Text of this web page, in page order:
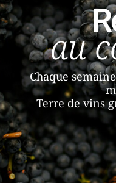
au
Chaque
Terre de vins